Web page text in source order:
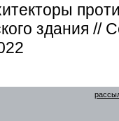
здания //